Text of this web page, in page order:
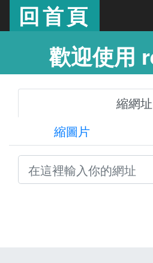
回首頁
歡迎使用
縮網址
縮圖片